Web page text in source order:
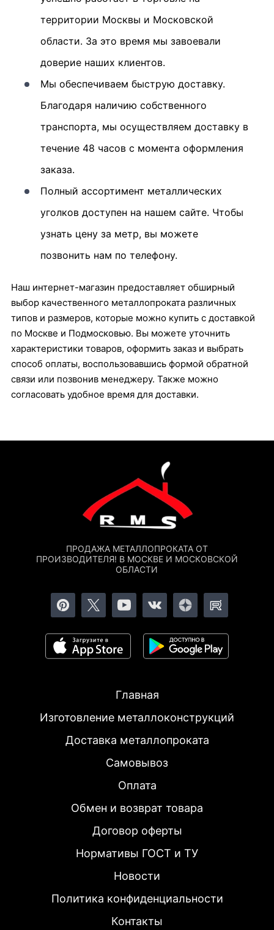
территории Москвы и Московской
области. За это время мы завоевали
доверие наших клиентов.
Мы обеспечиваем быструю доставку.
Благодаря наличию собственного
транспорта, мы осуществляем доставку в
течение 48 часов с момента оформления
заказа.
Полный ассортимент металлических
уголков доступен на нашем сайте. Чтобы
узнать цену за метр, вы можете
позвонить нам по телефону.
Наш интернет-магазин предоставляет обширный
выбор качественного металлопроката различных
типов и размеров, которые можно купить с доставкой
по Москве и Подмосковью. Вы можете уточнить
характеристики товаров, оформить заказ и выбрать
способ оплаты, воспользовавшись формой обратной
связи или позвонив менеджеру. Также можно
согласовать удобное время для доставки.
ПРОДАЖА МЕТАЛЛОПРОКАТА ОТ
ПРОИЗВОДИТЕЛЯ! В МОСКВЕ И МОСКОВСКОЙ
ОБЛАСТИ
Главная
Изготовление металлоконструкций
Доставка металлопроката
Самовывоз
Оплата
Обмен и возврат товара
Договор оферты
Нормативы ГОСТ и ТУ
Новости
Политика конфиденциальности
Контакты